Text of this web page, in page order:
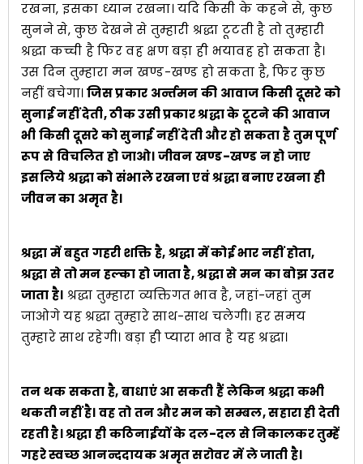
रखना, इसका ध्यान रखना। यदि किसी के कहने से, कुछ
सुनने से, कुछ देखने से तुम्हारी श्रद्धा टूटती है तो तुम्हारी
श्रद्धा कच्ची है फिर वह क्षण बड़ा ही भयावह हो सकता है।
उस दिन तुम्हारा मन खण्ड-खण्ड हो सकता है, फिर कुछ
नहीं बचेगा।जिस प्रकार अर्न्तमन की आवाज किसी दूसरे को
सुनाई नहीं देती, ठीक उसी प्रकार श्रद्धा के टूटने की आवाज
भी किसी दूसरे को सुनाई नहीं देती और हो सकता है तुम पूर्ण
रूप से विचलित हो जाओ। जीवन खण्ड-खण्ड न हो जाए
इसलिये श्रद्धा को संभाले रखना एवं श्रद्धा बनाए रखना ही
जीवन का अमृत है।
श्रद्धा में बहुत गहरी शक्ति है, श्रद्धा में कोई भार नहीं होता,
श्रद्धा से तो मन हल्का हो जाता है, श्रद्धा से मन का बोझ उतर
जाता है। श्रद्धा तुम्हारा व्यक्तिगत भाव है, जहां-जहां तुम
जाओगे यह श्रद्धा तुम्हारे साथ-साथ चलेगी। हर समय
तुम्हारे साथ रहेगी। बड़ा ही प्यारा भाव है यह श्रद्धा।
तन थक सकता है, बाधाएं आ सकती हैं लेकिन श्रद्धा कभी
थकती नहीं है। वह तो तन और मन को सम्बल, सहारा ही देती
रहती है। श्रद्धा ही कठिनाईयों के दल-दल से निकालकर तुम्हें
गहरे स्वच्छ आनन्ददायक अमृत सरोवर में ले जाती है।